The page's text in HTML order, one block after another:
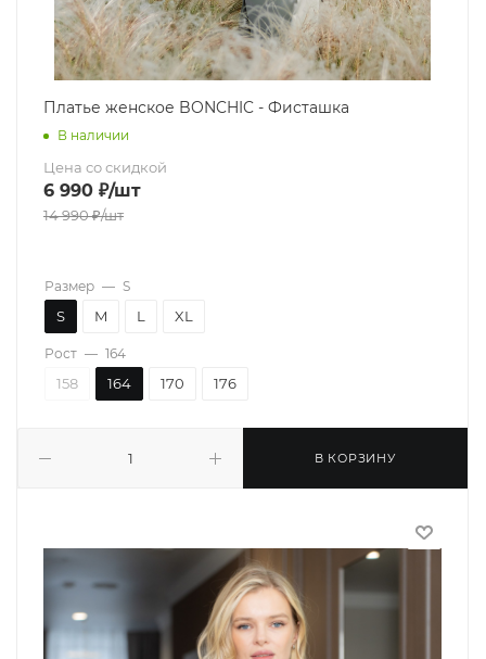
Платье женское BONCHIC - Фисташка
В наличии
Цена со скидкой
6 990 ₽/шт
14 990₽/шт
В КОРЗИНУ
Размер — S
S M L XL
Рост — 164
158 164 170 176